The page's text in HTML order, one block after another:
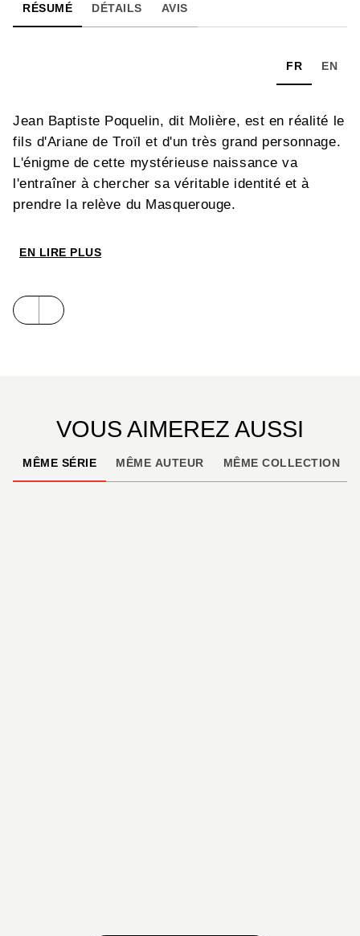
RÉSUMÉ DÉTAILS AVIS
FR EN
Jean Baptiste Poquelin, dit Molière, est en réalité le
fils d'Ariane de Troïl et d'un très grand personnage.
L'énigme de cette mystérieuse naissance va
l'entraîner à chercher sa véritable identité et à
prendre la relève du Masquerouge.
EN LIRE PLUS
VOUS AIMEREZ AUSSI
MÊME SÉRIE MÊME AUTEUR MÊME COLLECTION